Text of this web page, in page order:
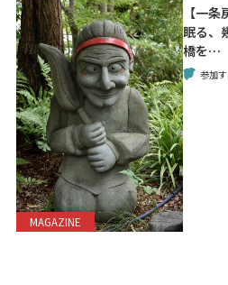
MAGAZINE
【一
眠る、
橋を…
参加